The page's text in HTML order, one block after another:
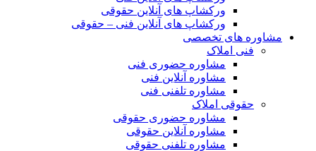
ورکشاپ های آنلاین حقوقی
ورکشاپ های آنلاین فنی – حقوقی
مشاوره های تخصصی
فنی املاک
مشاوره حضوری فنی
مشاوره آنلاین فنی
مشاوره تلفنی فنی
حقوقی املاک
مشاوره حضوری حقوقی
مشاوره آنلاین حقوقی
مشاوره تلفنی حقوقی